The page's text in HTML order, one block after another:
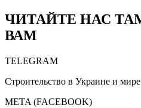
ЧИТАЙТЕ НАС
ВАМ
TELEGRAM
Строительство в Украине и
META (FACEBOOK)